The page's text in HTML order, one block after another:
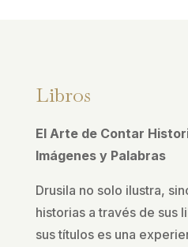
Libros
El Arte de Contar
Imágenes y Palabras
Drusila no solo ilustra,
historias a través de sus
sus títulos es una